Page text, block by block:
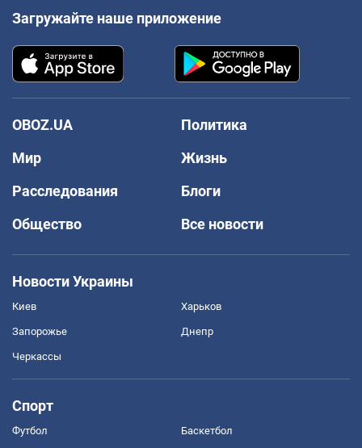
Загружайте наше приложение
OBOZ.UA
Политика
Мир
Жизнь
Расследования
Блоги
Общество
Все новости
Новости Украины
Киев Харьков
Запорожье Днепр
Черкассы
Спорт
Футбол Баскетбол